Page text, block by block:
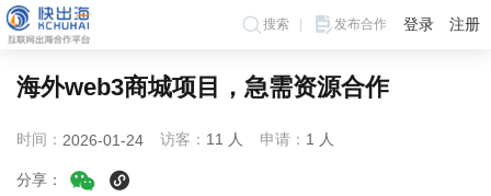
搜索 发布合作 登录 注册
海外web3商城项目，急需资源合作
时间： 2026-01-24 访客： 11 人 申请： 1 人
分享：